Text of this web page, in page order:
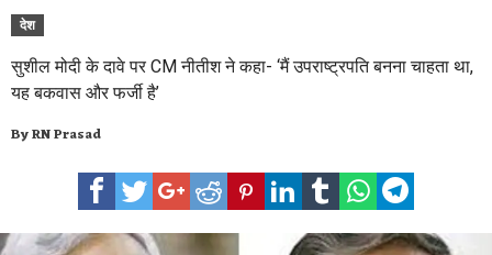
देश
सुशील मोदी के दावे पर CM नीतीश ने कहा- ‘मैं उपराष्ट्रपति बनना चाहता था,
यह बकवास और फर्जी है’
ByRN Prasad